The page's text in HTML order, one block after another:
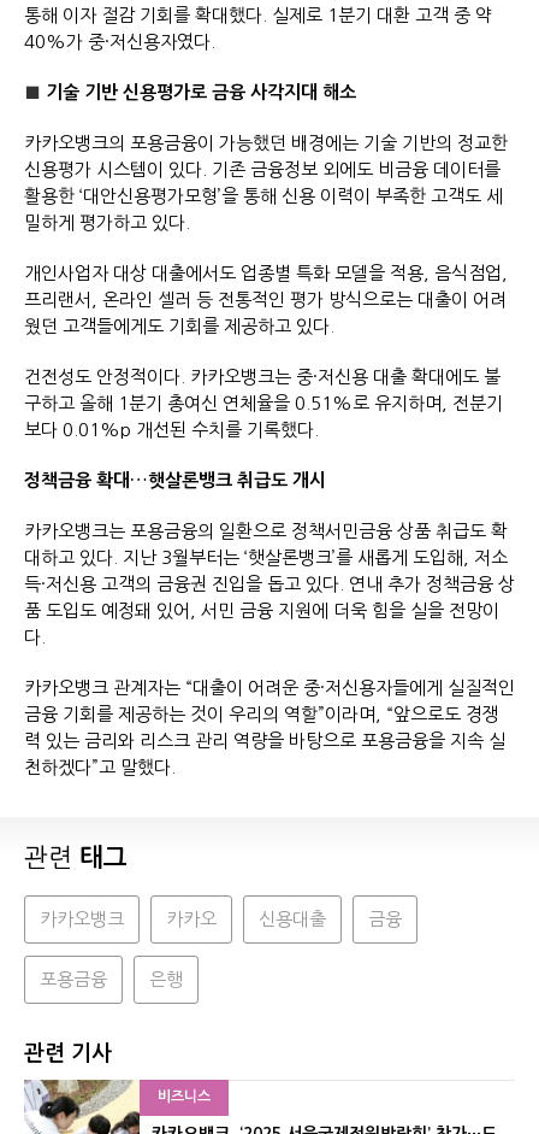
통해 이자 절감 기회를 확대했다. 실제로 1분기 대환 고객 중 약
40%가 중·저신용자였다.
■ 기술 기반 신용평가로 금융 사각지대 해소
카카오뱅크의 포용금융이 가능했던 배경에는 기술 기반의 정교한
신용평가 시스템이 있다. 기존 금융정보 외에도 비금융 데이터를
활용한 ‘대안신용평가모형’을 통해 신용 이력이 부족한 고객도 세
밀하게 평가하고 있다.
개인사업자 대상 대출에서도 업종별 특화 모델을 적용, 음식점업,
프리랜서, 온라인 셀러 등 전통적인 평가 방식으로는 대출이 어려
웠던 고객들에게도 기회를 제공하고 있다.
건전성도 안정적이다. 카카오뱅크는 중·저신용 대출 확대에도 불
구하고 올해 1분기 총여신 연체율을 0.51%로 유지하며, 전분기
보다 0.01%p 개선된 수치를 기록했다.
정책금융 확대…햇살론뱅크 취급도 개시
카카오뱅크는 포용금융의 일환으로 정책서민금융 상품 취급도 확
대하고 있다. 지난 3월부터는 ‘햇살론뱅크’를 새롭게 도입해, 저소
득·저신용 고객의 금융권 진입을 돕고 있다. 연내 추가 정책금융 상
품 도입도 예정돼 있어, 서민 금융 지원에 더욱 힘을 실을 전망이
다.
카카오뱅크 관계자는 “대출이 어려운 중·저신용자들에게 실질적인
금융 기회를 제공하는 것이 우리의 역할”이라며, “앞으로도 경쟁
력 있는 금리와 리스크 관리 역량을 바탕으로 포용금융을 지속 실
천하겠다”고 말했다.
관련 태그
카카오뱅크 카카오 신용대출 금융
포용금융 은행
관련 기사
비즈니스